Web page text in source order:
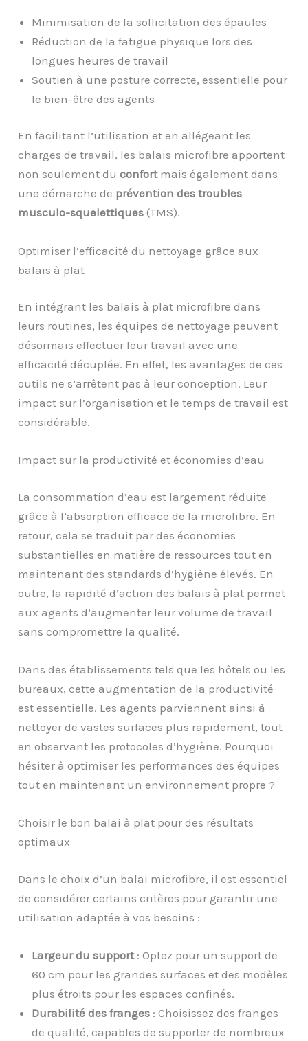
Minimisation de la sollicitation des épaules
Réduction de la fatigue physique lors des
longues heures de travail
Soutien à une posture correcte, essentielle pour
le bien-être des agents
En facilitant l’utilisation et en allégeant les
charges de travail, les balais microfibre apportent
non seulement duconfortmais également dans
une démarche de prévention des troubles
musculo-squelettiques (TMS).
Optimiser l’efficacité du nettoyage grâce aux
balais à plat
En intégrant les balais à plat microfibre dans
leurs routines, les équipes de nettoyage peuvent
désormais effectuer leur travail avec une
efficacité décuplée. En effet, les avantages de ces
outils ne s’arrêtent pas à leur conception. Leur
impact sur l’organisation et le temps de travail est
considérable.
Impact sur la productivité et économies d’eau
La consommation d’eau est largement réduite
grâce à l’absorption efficace de la microfibre. En
retour, cela se traduit par des économies
substantielles en matière de ressources tout en
maintenant des standards d’hygiène élevés. En
outre, la rapidité d’action des balais à plat permet
aux agents d’augmenter leur volume de travail
sans compromettre la qualité.
Dans des établissements tels que les hôtels ou les
bureaux, cette augmentation de la productivité
est essentielle. Les agents parviennent ainsi à
nettoyer de vastes surfaces plus rapidement, tout
en observant les protocoles d’hygiène. Pourquoi
hésiter à optimiser les performances des équipes
tout en maintenant un environnement propre ?
Choisir le bon balai à plat pour des résultats
optimaux
Dans le choix d’un balai microfibre, il est essentiel
de considérer certains critères pour garantir une
utilisation adaptée à vos besoins :
Largeur du support: Optez pour un support de
60 cm pour les grandes surfaces et des modèles
plus étroits pour les espaces confinés.
Durabilité des franges : Choisissez des franges
de qualité, capables de supporter de nombreux